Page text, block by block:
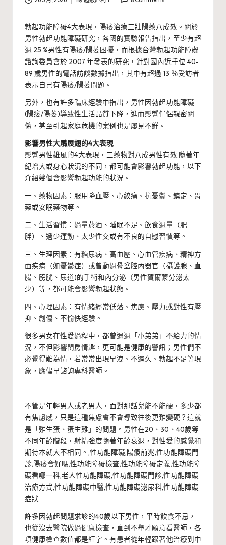
Posted
勃起功能障礙4大表現，陽痿治療三壯陽藥八成效 。關於
男性勃起功能障礙研究，各國的實驗報告指出，至少有超
過 25 %男性有陽痿/陽萎困擾，而根據台灣勃起功能障礙
諮詢委員會於 2007 年發表的研究，針對國內近千位 40-
89 歲男性的電話訪談數據指出，其中有超過 13 ％受訪者
表示自己有陽痿/陽萎問題。
另外，也有許多臨床經驗中指出，男性因勃起功能障礙
(陽痿/陽萎)導致性生活品質下降，進而影響伴侶親密關
係，甚至引起家庭危機的案例也是屢見不鮮。
影響男性大鵰展翅的4大表現
影響男性雄風的4大表現，三藥物對八成男性有效,隨著年
紀增大或身心狀況的不同，都可能會影響勃起功能，以下
介紹幾個會影響勃起功能的狀況。
一、藥物因素：服用降血壓、心絞痛、抗憂鬱、鎮定、胃
藥或安眠藥物等。
二、生活習慣：過量菸酒、睡眠不足、飲食過量（肥
胖）、過少運動、太少性交或有不良的自慰習慣等。
三、生理因素：有糖尿病、高血壓、心血管疾病、精神方
面疾病（如憂鬱症）或曾動過骨盆腔內器官（攝護腺、直
腸、膀胱、尿道)的手術和內分泌（男性賀爾蒙分泌太
少）等，都可能會影響勃起狀態。
四、心理因素：有情緒經常低落、焦慮、壓力或對性有壓
抑、創傷、不愉快經驗。
很多男女在性愛過程中，都曾遇過「小弟弟」不給力的情
況，不但影響閨房情趣，更可能是健康的警訊；男性們不
必覺得難為情，若常常出現早洩、不遲久、勃起不足等現
象，應儘早諮詢專科醫師。
不管是年輕男人或老男人，面對那話兒能不能硬，多少都
有焦慮感，只是這種焦慮會不會導致往後更難變硬？這就
是「雞生蛋、蛋生雞」的問題。男性在20、30、40歲等
不同年齡階段，射精強度隨著年齡衰退，對性愛的感覺和
期待本就大不相同。,性功能障礙,陽痿前兆,性功能障礙門
診,陽痿會好嗎,性功能障礙檢查,性功能障礙定義,性功能障
礙看哪一科,老人性功能障礙,性功能障礙門診,性功能障礙
治療方式,性功能障礙中醫,性功能障礙泌尿科,性功能障礙
症狀
許多因勃起問題求診的40歲以下男性，平時飲食不忌，
也從沒去醫院做過健康檢查，直到不舉才願意看醫師，各
項健康檢查數值都是紅字。有患者從年輕跟著他治療到中